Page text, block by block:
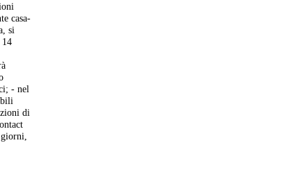
casa-
si
14
- nel
di